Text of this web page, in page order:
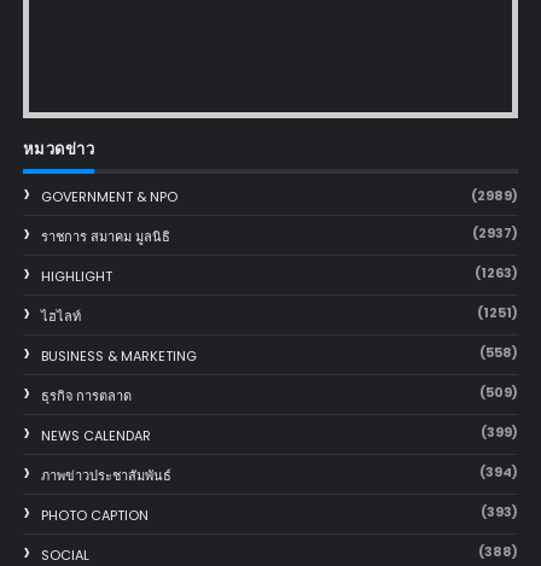
หมวดข่าว
GOVERNMENT & NPO (2989)
ราชการ สมาคม มูลนิธิ (2937)
HIGHLIGHT (1263)
ไฮไลท์ (1251)
BUSINESS & MARKETING (558)
ธุรกิจ การตลาด (509)
NEWS CALENDAR (399)
ภาพข่าวประชาสัมพันธ์ (394)
PHOTO CAPTION (393)
SOCIAL (388)